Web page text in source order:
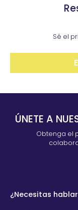
Sé el
ÚNETE A
Obtenga el
¿Necesitas